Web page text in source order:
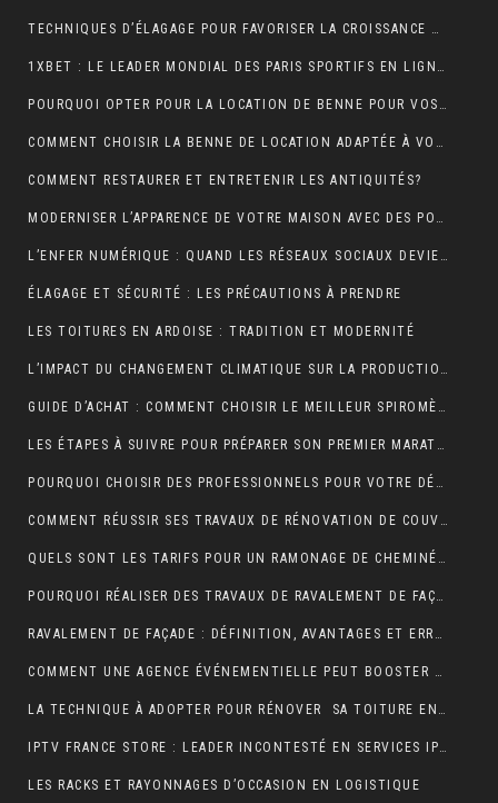
TECHNIQUES D’ÉLAGAGE POUR FAVORISER LA CROISSANCE DES ARBRES
1XBET : LE LEADER MONDIAL DES PARIS SPORTIFS EN LIGNE GRÂCE À UNE PLATEFORME CONVIVIALE ET UNE DIVERSITÉ DE MARCHÉS
POURQUOI OPTER POUR LA LOCATION DE BENNE POUR VOS PROJETS DE CONSTRUCTION?
COMMENT CHOISIR LA BENNE DE LOCATION ADAPTÉE À VOS BESOINS?
COMMENT RESTAURER ET ENTRETENIR LES ANTIQUITÉS?
MODERNISER L’APPARENCE DE VOTRE MAISON AVEC DES PORTES DE GARAGE SECTIONNELLES (ADOPTEZ LES PORTES AMC)
L’ENFER NUMÉRIQUE : QUAND LES RÉSEAUX SOCIAUX DEVIENNENT UN CAUCHEMAR
ÉLAGAGE ET SÉCURITÉ : LES PRÉCAUTIONS À PRENDRE
LES TOITURES EN ARDOISE : TRADITION ET MODERNITÉ
L’IMPACT DU CHANGEMENT CLIMATIQUE SUR LA PRODUCTION DE VANILLE À MADAGASCAR
GUIDE D’ACHAT : COMMENT CHOISIR LE MEILLEUR SPIROMÈTRE POUR VOS BESOINS
LES ÉTAPES À SUIVRE POUR PRÉPARER SON PREMIER MARATHON
POURQUOI CHOISIR DES PROFESSIONNELS POUR VOTRE DÉMÉNAGEMENT CLICHY ?
COMMENT RÉUSSIR SES TRAVAUX DE RÉNOVATION DE COUVERTURE ?
QUELS SONT LES TARIFS POUR UN RAMONAGE DE CHEMINÉE ?
POURQUOI RÉALISER DES TRAVAUX DE RAVALEMENT DE FAÇADE ?
RAVALEMENT DE FAÇADE : DÉFINITION, AVANTAGES ET ERREURS À ÉVITER
COMMENT UNE AGENCE ÉVÉNEMENTIELLE PEUT BOOSTER L’ATTRACTIVITÉ D’UNE DESTINATION TOURISTIQUE ?
LA TECHNIQUE À ADOPTER POUR RÉNOVER SA TOITURE EN TUILES
IPTV FRANCE STORE : LEADER INCONTESTÉ EN SERVICES IPTV DE QUALITÉ SUPÉRIEURE
LES RACKS ET RAYONNAGES D’OCCASION EN LOGISTIQUE